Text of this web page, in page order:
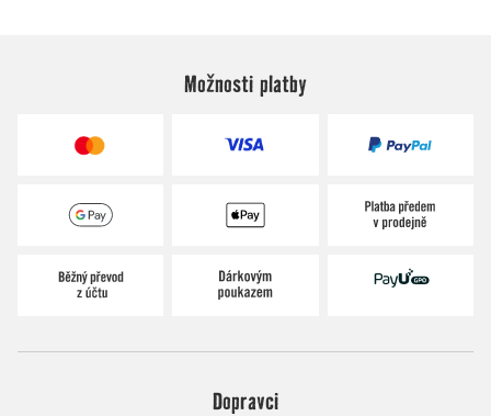
Možnosti platby
Dopravci